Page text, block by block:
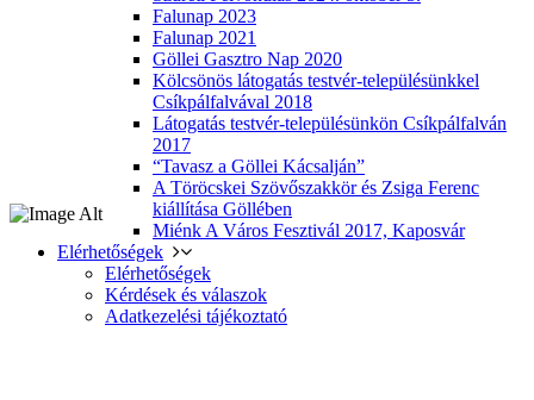
Falunap 2023
Falunap 2021
Göllei Gasztro Nap 2020
Kölcsönös látogatás testvér-településünkkel
Csíkpálfalvával 2018
Látogatás testvér-településünkön Csíkpálfalván
2017
“Tavasz a Göllei Kácsalján”
A Töröcskei Szövőszakkör és Zsiga Ferenc
kiállítása Göllében
Miénk A Város Fesztivál 2017, Kaposvár
Elérhetőségek
Elérhetőségek
Kérdések és válaszok
Adatkezelési tájékoztató